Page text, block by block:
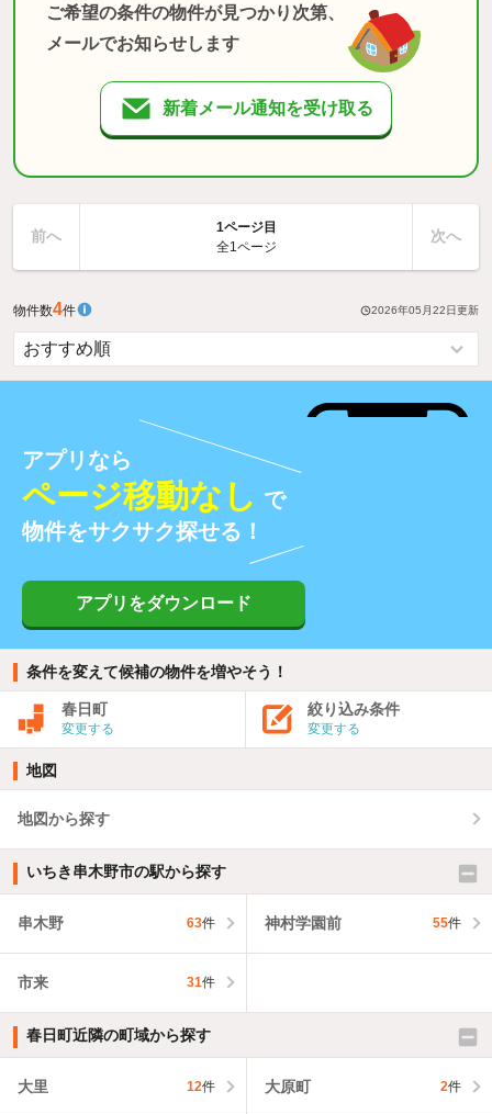
ご希望の条件の物件が見つかり次第、
メールでお知らせします
新着メール通知を受け取る
前へ
1ページ目
全1ページ
次へ
物件数4件 2026年05月22日更新
アプリなら
ページ移動なし で
物件をサクサク探せる！
アプリをダウンロード
条件を変えて候補の物件を増やそう！
春日町
変更する
絞り込み条件
変更する
地図
地図から探す
いちき串木野市の駅から探す
串木野 63件 神村学園前 55件
市来 31件
春日町近隣の町域から探す
大里 12件 大原町 2件